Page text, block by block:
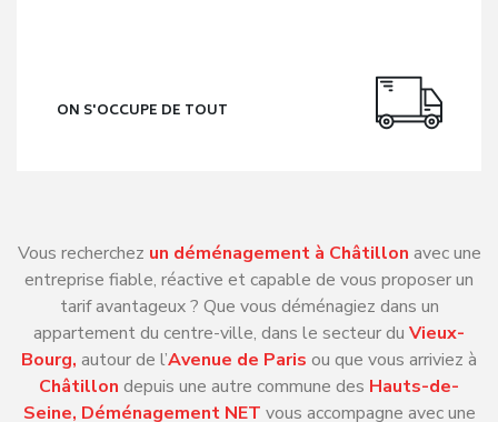
ON S'OCCUPE DE TOUT
Vous recherchez un déménagement à Châtillon avec une
entreprise fiable, réactive et capable de vous proposer un
tarif avantageux ? Que vous déménagiez dans un
appartement du centre-ville, dans le secteur du Vieux-
Bourg, autour de l’Avenue de Paris ou que vous arriviez à
Châtillon depuis une autre commune des Hauts-de-
Seine, Déménagement NET vous accompagne avec une